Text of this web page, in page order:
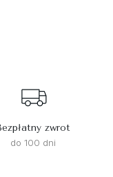
zwrot
do 100 dni